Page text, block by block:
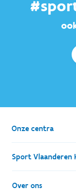
Onze centra
Sport Vlaanderen
Simon Bolivarlaan 17
Over ons